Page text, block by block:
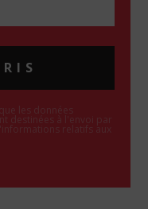
les données
destinées à l'envoi par
relatifs aux